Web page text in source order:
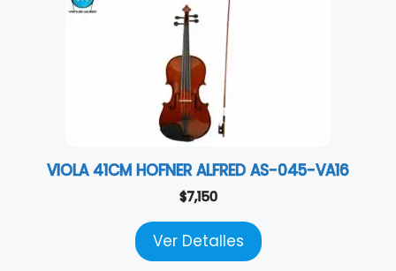
VIOLA 41CM HOFNER ALFRED AS-045-VA16
$7,150
Ver Detalles